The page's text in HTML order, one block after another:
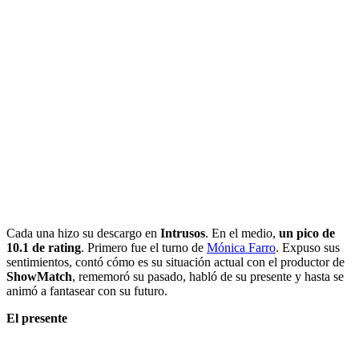
Cada una hizo su descargo en Intrusos. En el medio, un pico de
10.1 de rating. Primero fue el turno de Mónica Farro. Expuso sus
sentimientos, contó cómo es su situación actual con el productor de
ShowMatch, rememoró su pasado, habló de su presente y hasta se
animó a fantasear con su futuro.
El presente